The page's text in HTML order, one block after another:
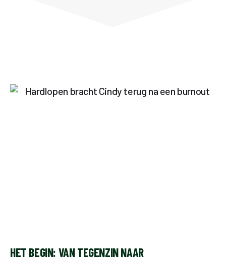
HET BEGIN: VAN TEGENZIN NAAR